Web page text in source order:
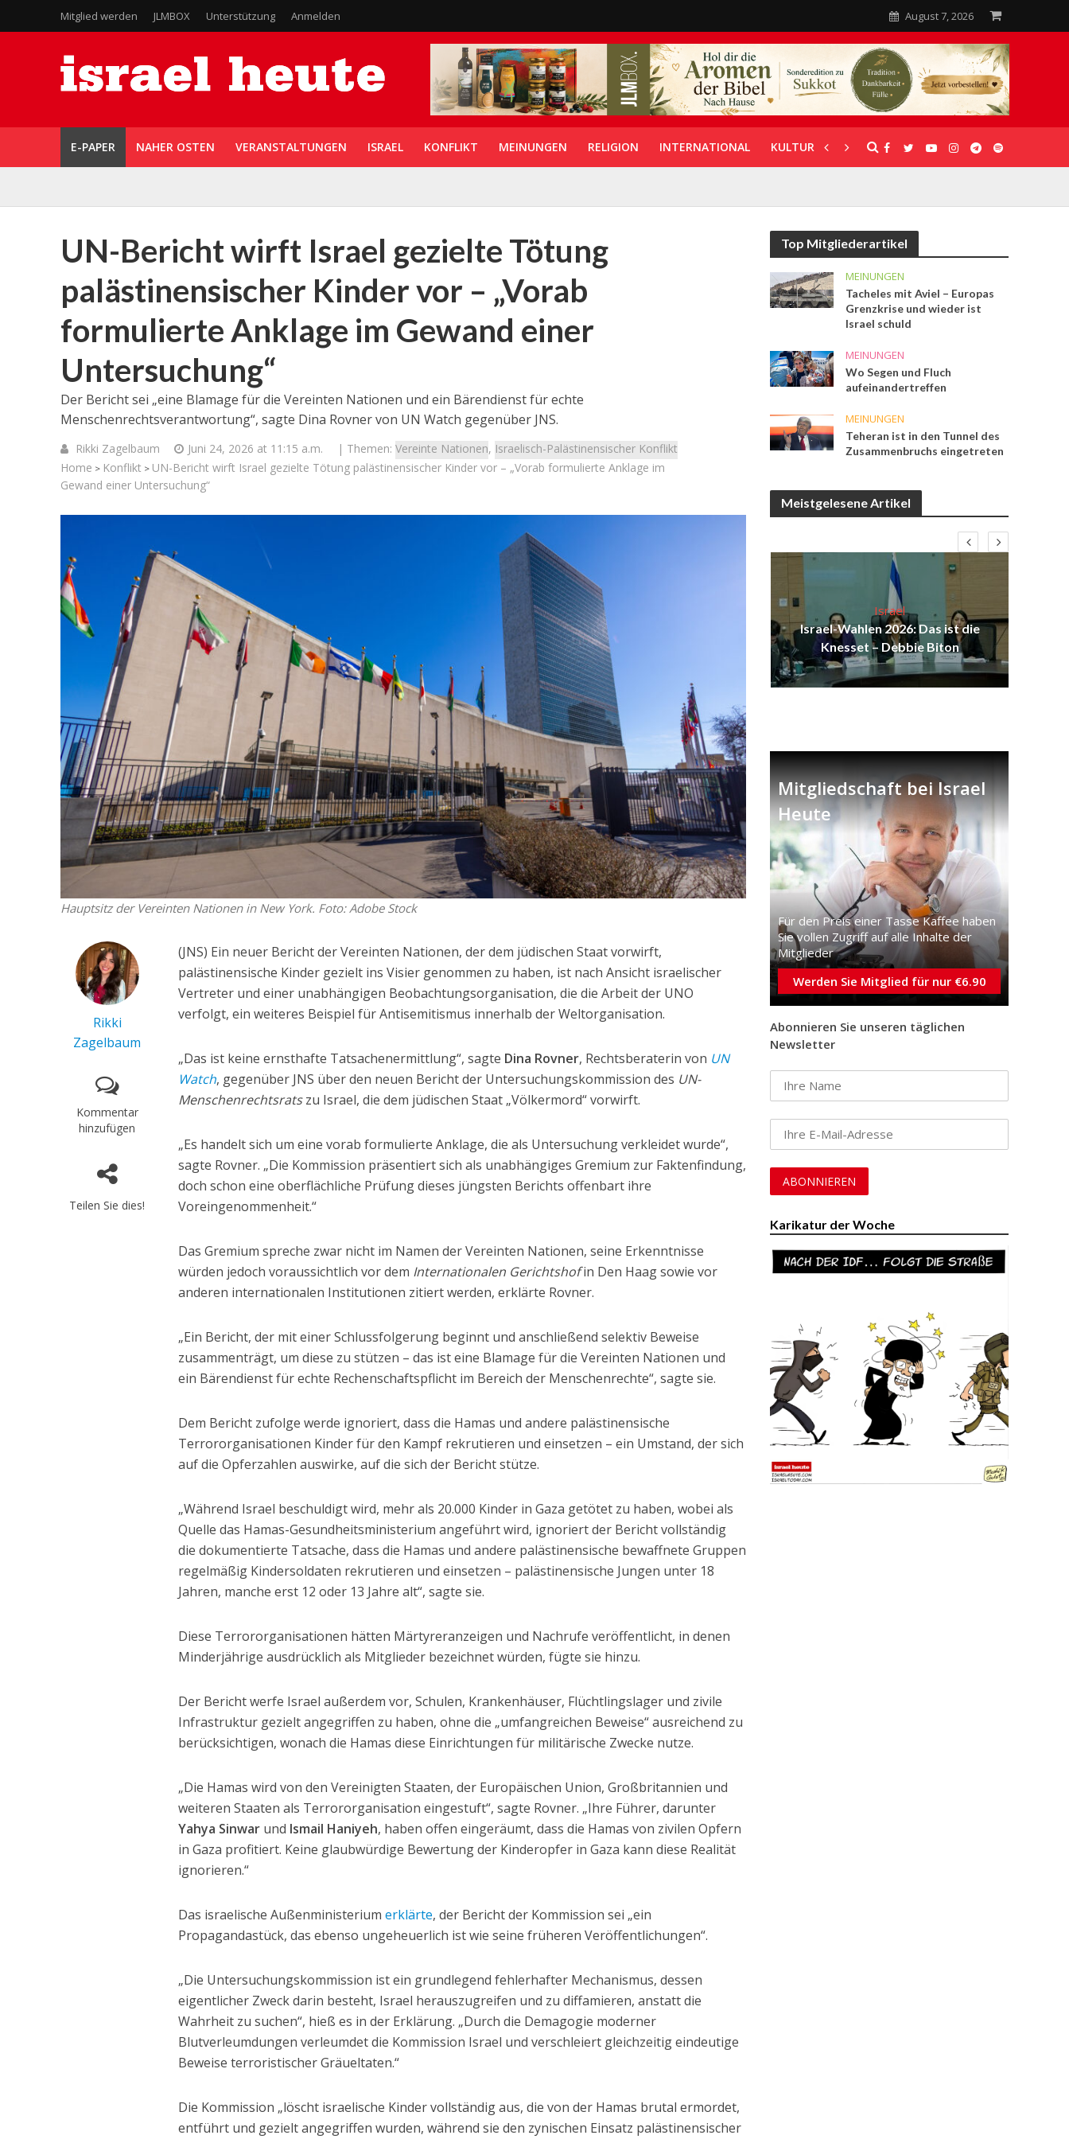
Mitglied werden JLMBOX Unterstützung Anmelden August 7, 2026
E-PAPER NAHER OSTEN VERANSTALTUNGEN ISRAEL KONFLIKT MEINUNGEN RELIGION INTERNATIONAL KULTUR UNTERSTÜTZUNG
UN-Bericht wirft Israel gezielte Tötung
palästinensischer Kinder vor – „Vorab
formulierte Anklage im Gewand einer
Untersuchung“
Der Bericht sei „eine Blamage für die Vereinten Nationen und ein Bärendienst für echte
Menschenrechtsverantwortung“, sagte Dina Rovner von UN Watch gegenüber JNS.
Rikki Zagelbaum Juni 24, 2026 at 11:15 a.m. | Themen: Vereinte Nationen, Israelisch-Palästinensischer Konflikt
Home > Konflikt > UN-Bericht wirft Israel gezielte Tötung palästinensischer Kinder vor – „Vorab formulierte Anklage im
Gewand einer Untersuchung“
Hauptsitz der Vereinten Nationen in New York. Foto: Adobe Stock
Rikki
Zagelbaum
Kommentar
hinzufügen
Teilen Sie dies!
(JNS) Ein neuer Bericht der Vereinten Nationen, der dem jüdischen Staat vorwirft,
palästinensische Kinder gezielt ins Visier genommen zu haben, ist nach Ansicht israelischer
Vertreter und einer unabhängigen Beobachtungsorganisation, die die Arbeit der UNO
verfolgt, ein weiteres Beispiel für Antisemitismus innerhalb der Weltorganisation.
„Das ist keine ernsthafte Tatsachenermittlung“, sagte Dina Rovner, Rechtsberaterin von UN
Watch, gegenüber JNS über den neuen Bericht der Untersuchungskommission des UN-
Menschenrechtsratszu Israel, die dem jüdischen Staat „Völkermord“ vorwirft.
„Es handelt sich um eine vorab formulierte Anklage, die als Untersuchung verkleidet wurde“,
sagte Rovner. „Die Kommission präsentiert sich als unabhängiges Gremium zur Faktenfindung,
doch schon eine oberflächliche Prüfung dieses jüngsten Berichts offenbart ihre
Voreingenommenheit.“
Das Gremium spreche zwar nicht im Namen der Vereinten Nationen, seine Erkenntnisse
würden jedoch voraussichtlich vor dem Internationalen Gerichtshofin Den Haag sowie vor
anderen internationalen Institutionen zitiert werden, erklärte Rovner.
„Ein Bericht, der mit einer Schlussfolgerung beginnt und anschließend selektiv Beweise
zusammenträgt, um diese zu stützen – das ist eine Blamage für die Vereinten Nationen und
ein Bärendienst für echte Rechenschaftspflicht im Bereich der Menschenrechte“, sagte sie.
Dem Bericht zufolge werde ignoriert, dass die Hamas und andere palästinensische
Terrororganisationen Kinder für den Kampf rekrutieren und einsetzen – ein Umstand, der sich
auf die Opferzahlen auswirke, auf die sich der Bericht stütze.
„Während Israel beschuldigt wird, mehr als 20.000 Kinder in Gaza getötet zu haben, wobei als
Quelle das Hamas-Gesundheitsministerium angeführt wird, ignoriert der Bericht vollständig
die dokumentierte Tatsache, dass die Hamas und andere palästinensische bewaffnete Gruppen
regelmäßig Kindersoldaten rekrutieren und einsetzen – palästinensische Jungen unter 18
Jahren, manche erst 12 oder 13 Jahre alt“, sagte sie.
Diese Terrororganisationen hätten Märtyreranzeigen und Nachrufe veröffentlicht, in denen
Minderjährige ausdrücklich als Mitglieder bezeichnet würden, fügte sie hinzu.
Der Bericht werfe Israel außerdem vor, Schulen, Krankenhäuser, Flüchtlingslager und zivile
Infrastruktur gezielt angegriffen zu haben, ohne die „umfangreichen Beweise“ ausreichend zu
berücksichtigen, wonach die Hamas diese Einrichtungen für militärische Zwecke nutze.
„Die Hamas wird von den Vereinigten Staaten, der Europäischen Union, Großbritannien und
weiteren Staaten als Terrororganisation eingestuft“, sagte Rovner. „Ihre Führer, darunter
Yahya Sinwar und Ismail Haniyeh, haben offen eingeräumt, dass die Hamas von zivilen Opfern
in Gaza profitiert. Keine glaubwürdige Bewertung der Kinderopfer in Gaza kann diese Realität
ignorieren.“
Das israelische Außenministeriumerklärte, der Bericht der Kommission sei „ein
Propagandastück, das ebenso ungeheuerlich ist wie seine früheren Veröffentlichungen“.
„Die Untersuchungskommission ist ein grundlegend fehlerhafter Mechanismus, dessen
eigentlicher Zweck darin besteht, Israel herauszugreifen und zu diffamieren, anstatt die
Wahrheit zu suchen“, hieß es in der Erklärung. „Durch die Demagogie moderner
Blutverleumdungen verleumdet die Kommission Israel und verschleiert gleichzeitig eindeutige
Beweise terroristischer Gräueltaten.“
Die Kommission „löscht israelische Kinder vollständig aus, die von der Hamas brutal ermordet,
entführt und gezielt angegriffen wurden, während sie den zynischen Einsatz palästinensischer
Top Mitgliederartikel
MEINUNGEN
Tacheles mit Aviel – Europas
Grenzkrise und wieder ist
Israel schuld
MEINUNGEN
Wo Segen und Fluch
aufeinandertreffen
MEINUNGEN
Teheran ist in den Tunnel des
Zusammenbruchs eingetreten
Meistgelesene Artikel
Israelische Wahlen 2026: Das ist
die Knesset – Vladimir Beliak
Israelische Wahlen 2026: Das ist
die Knesset – Moshe Abutbul
Israel
Israel-Wahlen 2026: Das ist die
Knesset – Debbie Biton
Mitgliedschaft bei Israel
Heute
Für den Preis einer Tasse Kaffee haben
Sie vollen Zugriff auf alle Inhalte der
Mitglieder
Werden Sie Mitglied für nur €6.90
Abonnieren Sie unseren täglichen
Newsletter
Karikatur der Woche